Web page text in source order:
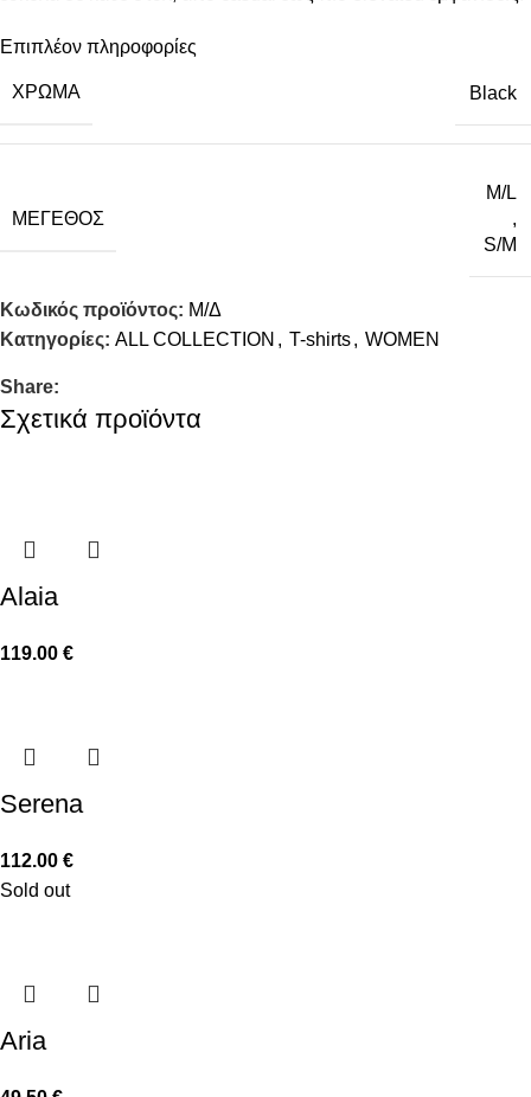
Επιπλέον πληροφορίες
ΧΡΏΜΑ Black
ΜΈΓΕΘΟΣ
M/L
,
S/M
Κωδικός προϊόντος: Μ/Δ
Κατηγορίες: ALL COLLECTION , T-shirts, WOMEN
Share:
Σχετικά προϊόντα
Alaia
119.00 €
Serena
112.00 €
Sold out
Aria